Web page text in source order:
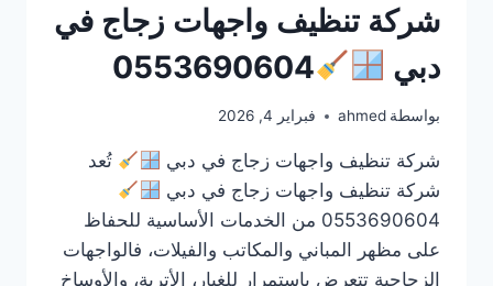
شركة تنظيف واجهات زجاج في
دبي
0553690604
بواسطة ahmed فبراير 4, 2026
شركة تنظيف واجهات زجاج في دبي
تُعد
شركة تنظيف واجهات زجاج في دبي
0553690604 من الخدمات الأساسية للحفاظ
على مظهر المباني والمكاتب والفيلات، فالواجهات
الزجاجية تتعرض باستمرار للغبار، الأتربة، والأوساخ